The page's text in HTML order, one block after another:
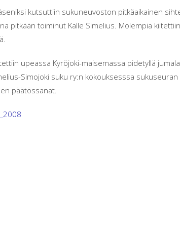
kutsuttiin sukuneuvoston pitkäaikainen
pitkään toiminut Kalle Simelius. Molempia
upeassa Kyröjoki-maisemassa pidetyllä
Simojoki suku ry:n kokouksesssa
päätössanat.